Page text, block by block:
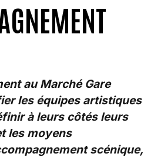
au Marché Gare
les équipes artistiques
à leurs côtés leurs
les moyens
scénique,